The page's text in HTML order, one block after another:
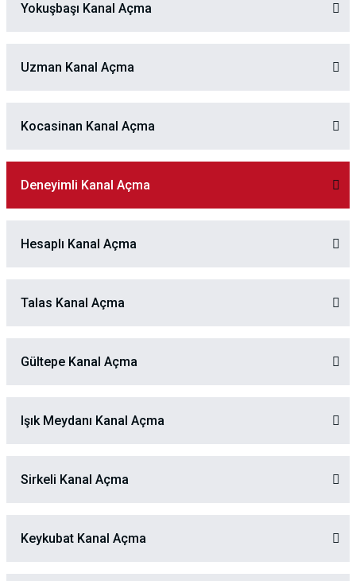
Yokuşbaşı Kanal Açma
Uzman Kanal Açma
Kocasinan Kanal Açma
Deneyimli Kanal Açma
Hesaplı Kanal Açma
Talas Kanal Açma
Gültepe Kanal Açma
Işık Meydanı Kanal Açma
Sirkeli Kanal Açma
Keykubat Kanal Açma